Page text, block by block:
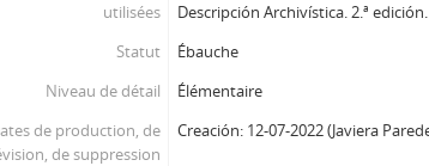
utilisées
Descripción Archivística. 2.ª
Statut
Ébauche
Niveau de détail
Élémentaire
de production, de
de suppression
Creación: 12-07-2022 (Javiera